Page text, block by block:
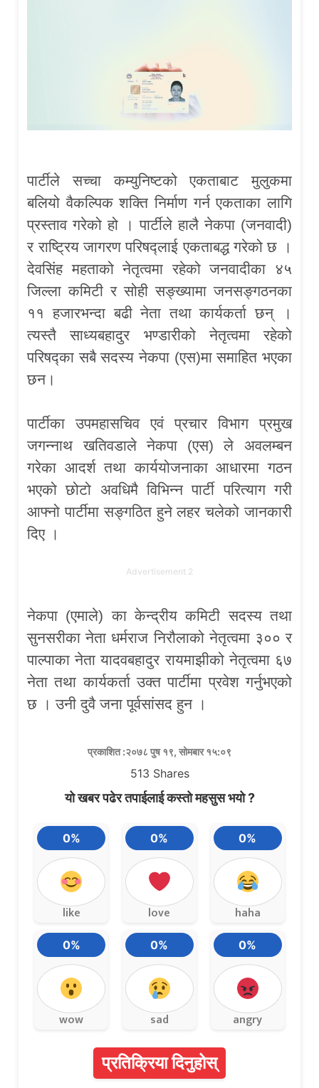
पार्टीले सच्चा कम्युनिष्टको एकताबाट मुलुकमा
बलियो वैकल्पिक शक्ति निर्माण गर्न एकताका लागि
प्रस्ताव गरेको हो । पार्टीले हालै नेकपा (जनवादी)
र राष्ट्रिय जागरण परिषद्लाई एकताबद्ध गरेको छ ।
देवसिंह महताको नेतृत्वमा रहेको जनवादीका ४५
जिल्ला कमिटी र सोही सङ्ख्यामा जनसङ्गठनका
११ हजारभन्दा बढी नेता तथा कार्यकर्ता छन् ।
त्यस्तै साध्यबहादुर भण्डारीको नेतृत्वमा रहेको
परिषद्का सबै सदस्य नेकपा (एस)मा समाहित भएका
छन।
पार्टीका उपमहासचिव एवं प्रचार विभाग प्रमुख
जगन्नाथ खतिवडाले नेकपा (एस) ले अवलम्बन
गरेका आदर्श तथा कार्ययोजनाका आधारमा गठन
भएको छोटो अवधिमै विभिन्न पार्टी परित्याग गरी
आफ्नो पार्टीमा सङ्गठित हुने लहर चलेको जानकारी
दिए ।
Advertisement 2
नेकपा (एमाले) का केन्द्रीय कमिटी सदस्य तथा
सुनसरीका नेता धर्मराज निरौलाको नेतृत्वमा ३०० र
पाल्पाका नेता यादवबहादुर रायमाझीको नेतृत्वमा ६७
नेता तथा कार्यकर्ता उक्त पार्टीमा प्रवेश गर्नुभएको
छ । उनी दुवै जना पूर्वसांसद हुन ।
प्रकाशित :२०७८ पुष १९, सोमबार १५:०९
513 Shares
यो खबर पढेर तपाईलाई कस्तो महसुस भयो ?
0%
like
0%
love
0%
haha
0%
wow
0%
sad
0%
angry
प्रतिक्रिया दिनुहोस्